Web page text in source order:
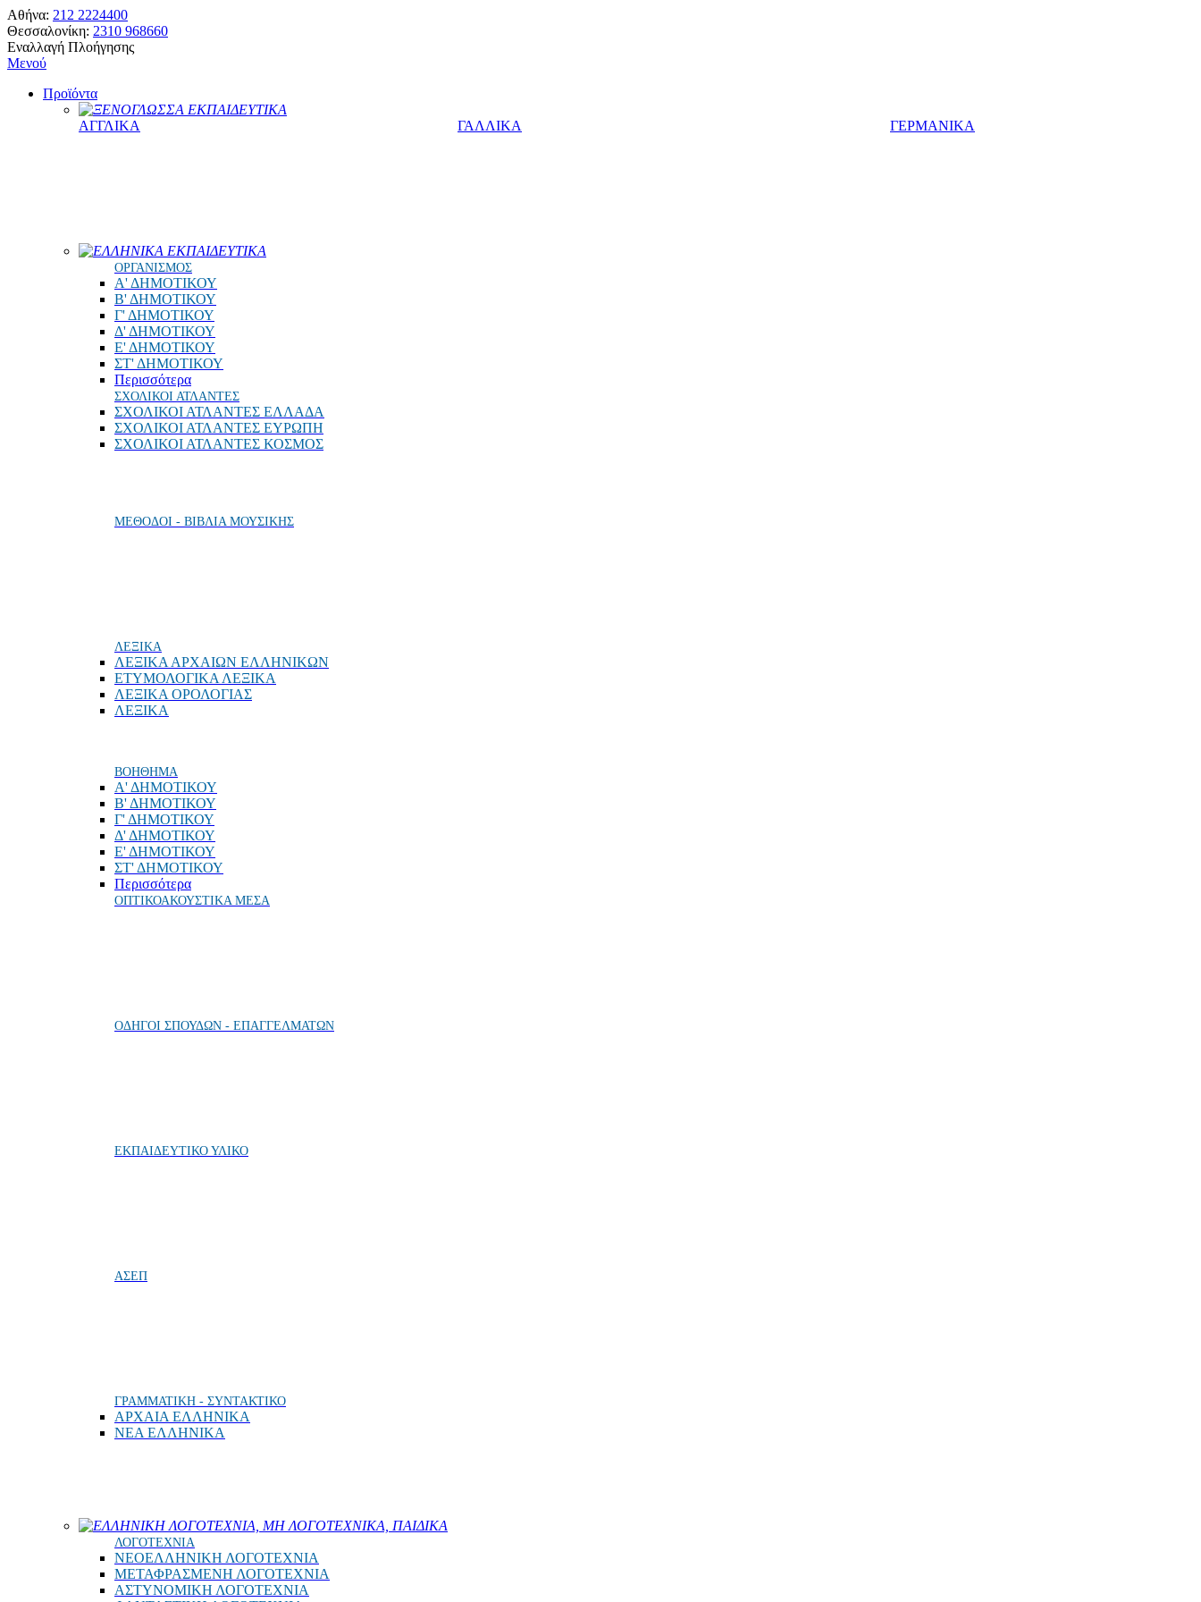
Αθήνα: 212 2224400
Θεσσαλονίκη: 2310 968660
Εναλλαγή Πλοήγησης
Μενού
Προϊόντα
ΞΕΝΟΓΛΩΣΣΑ ΕΚΠΑΙΔΕΥΤΙΚΑ
ΑΓΓΛΙΚΑ
ΓΑΛΛΙΚΑ ΓΕΡΜΑΝΙΚΑ
ΕΛΛΗΝΙΚΑ ΕΚΠΑΙΔΕΥΤΙΚΑ
ΟΡΓΑΝΙΣΜΟΣ
Α' ΔΗΜΟΤΙΚΟΥ
Β' ΔΗΜΟΤΙΚΟΥ
Γ' ΔΗΜΟΤΙΚΟΥ
Δ' ΔΗΜΟΤΙΚΟΥ
Ε' ΔΗΜΟΤΙΚΟΥ
ΣΤ' ΔΗΜΟΤΙΚΟΥ
Περισσότερα
ΣΧΟΛΙΚΟΙ ΑΤΛΑΝΤΕΣ
ΣΧΟΛΙΚΟΙ ΑΤΛΑΝΤΕΣ ΕΛΛΑΔΑ
ΣΧΟΛΙΚΟΙ ΑΤΛΑΝΤΕΣ ΕΥΡΩΠΗ
ΣΧΟΛΙΚΟΙ ΑΤΛΑΝΤΕΣ ΚΟΣΜΟΣ
ΜΕΘΟΔΟΙ - ΒΙΒΛΙΑ ΜΟΥΣΙΚΗΣ
ΛΕΞΙΚΑ
ΛΕΞΙΚΑ ΑΡΧΑΙΩΝ ΕΛΛΗΝΙΚΩΝ
ΕΤΥΜΟΛΟΓΙΚΑ ΛΕΞΙΚΑ
ΛΕΞΙΚΑ ΟΡΟΛΟΓΙΑΣ
ΛΕΞΙΚΑ
ΒΟΗΘΗΜΑ
Α' ΔΗΜΟΤΙΚΟΥ
Β' ΔΗΜΟΤΙΚΟΥ
Γ' ΔΗΜΟΤΙΚΟΥ
Δ' ΔΗΜΟΤΙΚΟΥ
Ε' ΔΗΜΟΤΙΚΟΥ
ΣΤ' ΔΗΜΟΤΙΚΟΥ
Περισσότερα
ΟΠΤΙΚΟΑΚΟΥΣΤΙΚΑ ΜΕΣΑ
ΟΔΗΓΟΙ ΣΠΟΥΔΩΝ - ΕΠΑΓΓΕΛΜΑΤΩΝ
ΕΚΠΑΙΔΕΥΤΙΚΟ ΥΛΙΚΟ
ΑΣΕΠ
ΓΡΑΜΜΑΤΙΚΗ - ΣΥΝΤΑΚΤΙΚΟ
ΑΡΧΑΙΑ ΕΛΛΗΝΙΚΑ
ΝΕΑ ΕΛΛΗΝΙΚΑ
ΕΛΛΗΝΙΚΗ ΛΟΓΟΤΕΧΝΙΑ, ΜΗ ΛΟΓΟΤΕΧΝΙΚΑ, ΠΑΙΔΙΚΑ
ΛΟΓΟΤΕΧΝΙΑ
ΝΕΟΕΛΛΗΝΙΚΗ ΛΟΓΟΤΕΧΝΙΑ
ΜΕΤΑΦΡΑΣΜΕΝΗ ΛΟΓΟΤΕΧΝΙΑ
ΑΣΤΥΝΟΜΙΚΗ ΛΟΓΟΤΕΧΝΙΑ